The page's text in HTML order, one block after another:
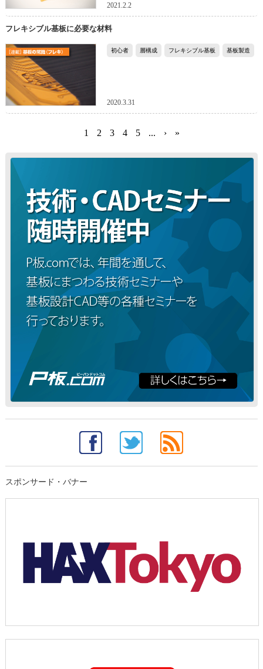
2021.2.2
フレキシブル基板に必要な材料
初心者 層構成 フレキシブル基板 基板製造
2020.3.31
1 2 3 4 5 ... › »
スポンサード・バナー